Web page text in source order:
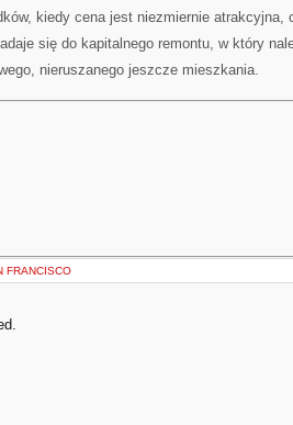
kiedy cena jest niezmiernie
się do kapitalnego remontu, w który
nieruszanego jeszcze mieszkania.
FRANCISCO